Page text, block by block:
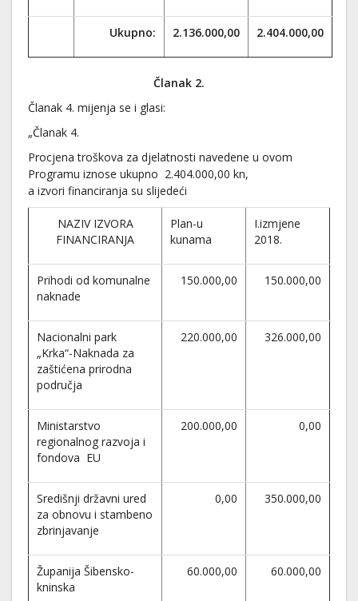
Ukupno: 2.136.000,00 2.404.000,00
Članak 2.
Članak 4. mijenja se i glasi:
„Članak 4.
Procjena troškova za djelatnosti navedene u ovom
Programu iznose ukupno 2.404.000,00 kn,
a izvori financiranja su slijedeći
NAZIV IZVORA
FINANCIRANJA
Plan-u
kunama
I.izmjene
2018.
Prihodi od komunalne
naknade
150.000,00 150.000,00
Nacionalni park
„Krka“-Naknada za
zaštićena prirodna
područja
220.000,00 326.000,00
Ministarstvo
regionalnog razvoja i
fondova EU
200.000,00 0,00
Središnji državni ured
za obnovu i stambeno
zbrinjavanje
0,00 350.000,00
Županija Šibensko-
kninska
60.000,00 60.000,00